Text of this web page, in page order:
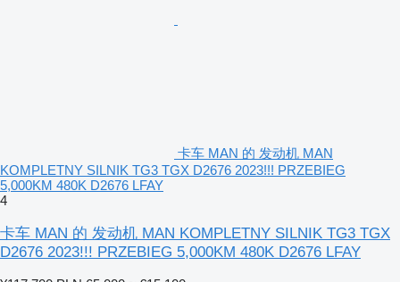
卡车 MAN 的 发动机 MAN
KOMPLETNY SILNIK TG3 TGX D2676 2023!!! PRZEBIEG
5,000KM 480K D2676 LFAY
4
卡车 MAN 的 发动机 MAN KOMPLETNY SILNIK TG3 TGX
D2676 2023!!! PRZEBIEG 5,000KM 480K D2676 LFAY